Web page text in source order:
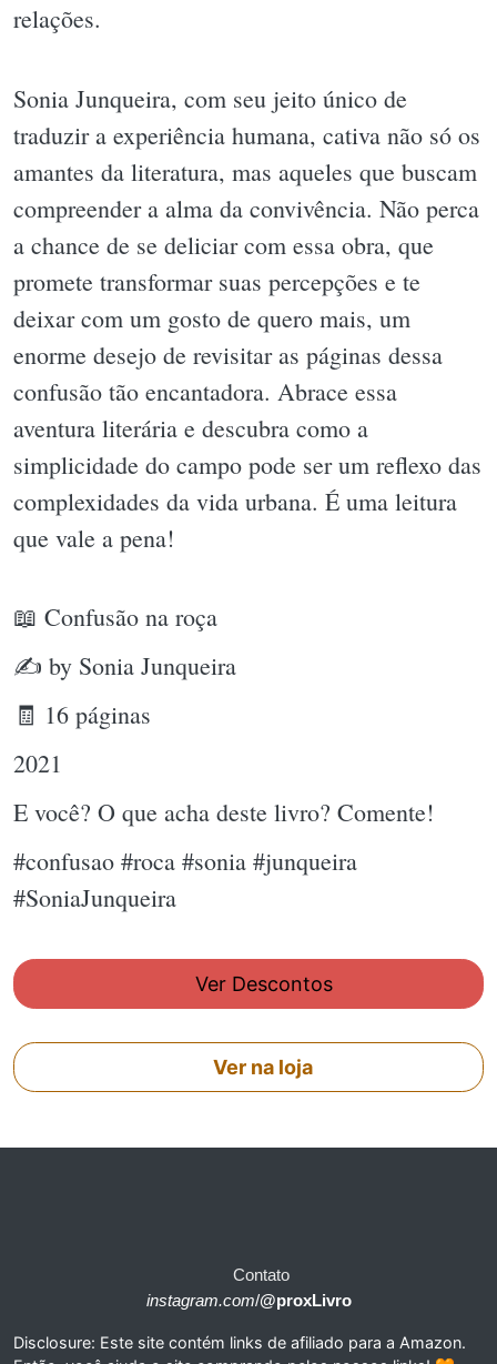
relações.
Sonia Junqueira, com seu jeito único de
traduzir a experiência humana, cativa não só os
amantes da literatura, mas aqueles que buscam
compreender a alma da convivência. Não perca
a chance de se deliciar com essa obra, que
promete transformar suas percepções e te
deixar com um gosto de quero mais, um
enorme desejo de revisitar as páginas dessa
confusão tão encantadora. Abrace essa
aventura literária e descubra como a
simplicidade do campo pode ser um reflexo das
complexidades da vida urbana. É uma leitura
que vale a pena!
📖 Confusão na roça
✍ by Sonia Junqueira
🧾 16 páginas
2021
E você? O que acha deste livro? Comente!
#confusao #roca #sonia #junqueira
#SoniaJunqueira
Ver Descontos
Ver na loja
Contato
instagram.com/@proxLivro
Disclosure: Este site contém links de afiliado para a Amazon.